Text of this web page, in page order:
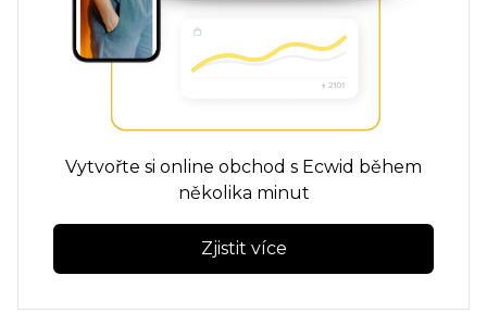
Vytvořte si online obchod s Ecwid během
několika minut
Zjistit více